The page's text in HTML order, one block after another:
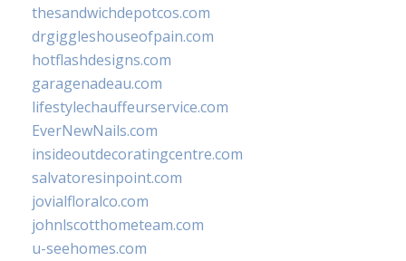
thesandwichdepotcos.com
drgiggleshouseofpain.com
hotflashdesigns.com
garagenadeau.com
lifestylechauffeurservice.com
EverNewNails.com
insideoutdecoratingcentre.com
salvatoresinpoint.com
jovialfloralco.com
johnlscotthometeam.com
u-seehomes.com